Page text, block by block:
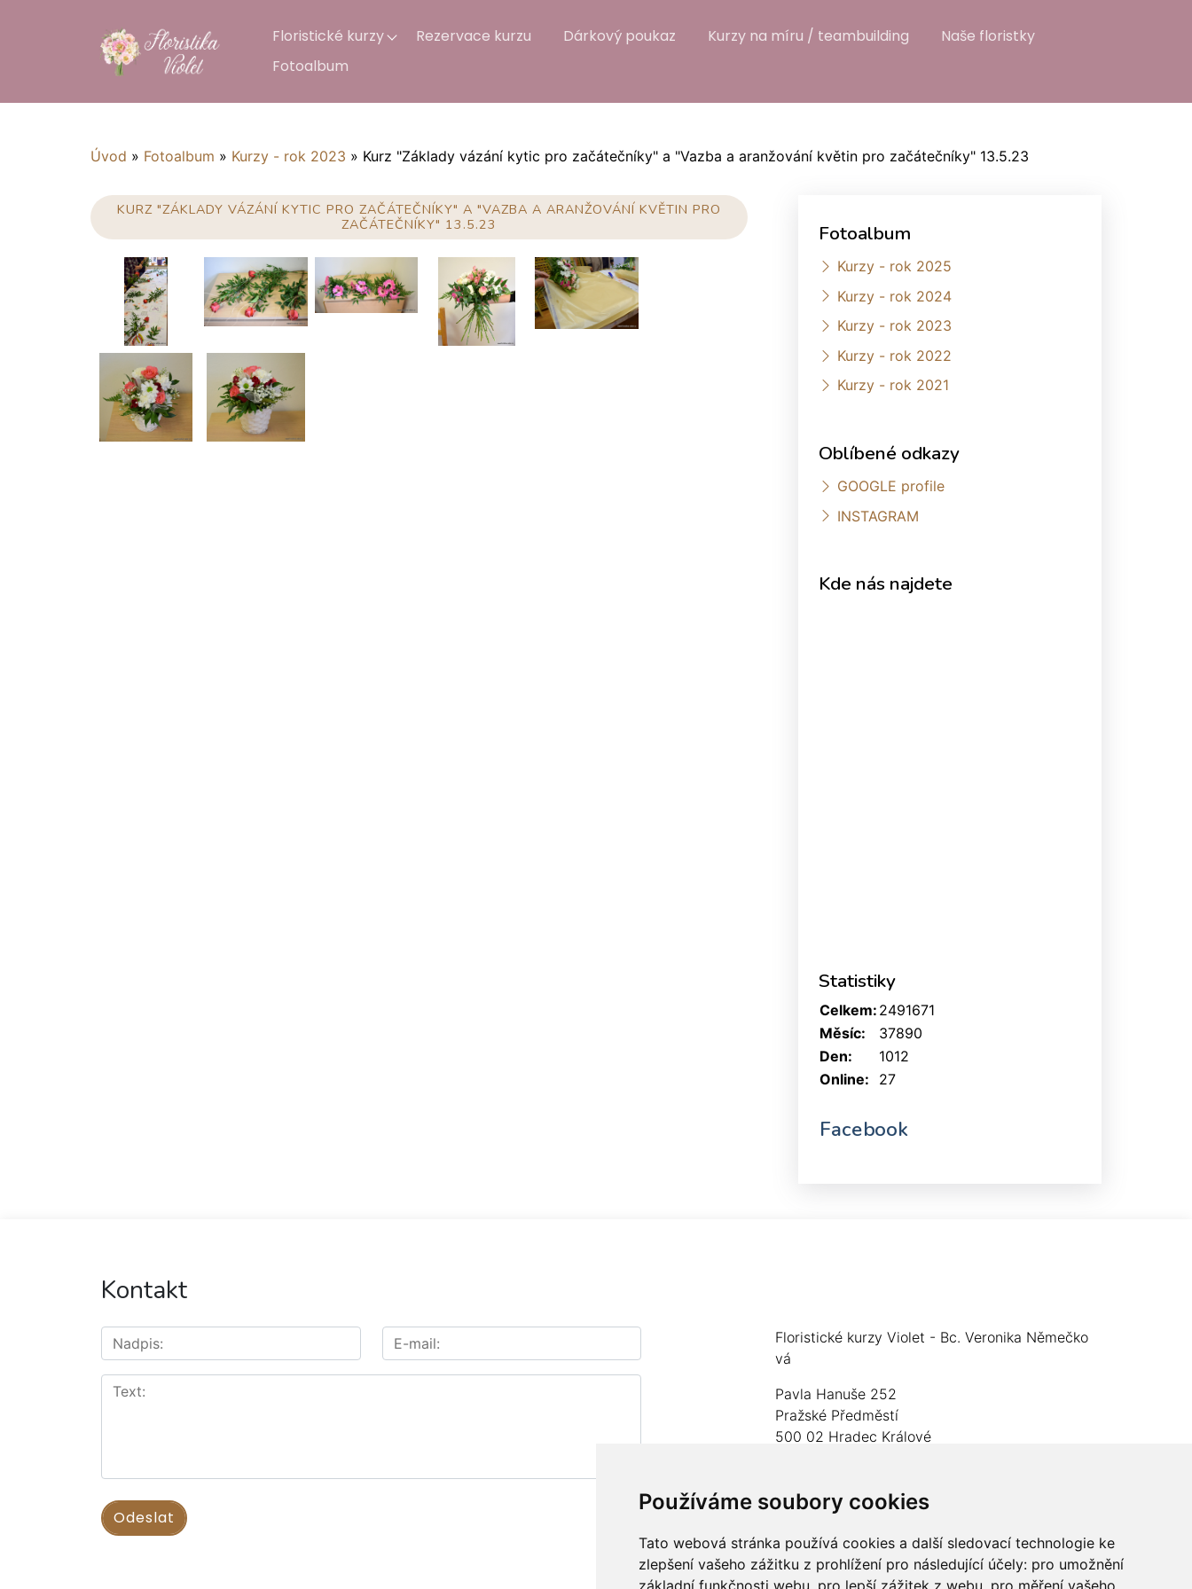
Používáme soubory cookies
Tato webová stránka používá cookies a další sledovací technologie ke
zlepšení vašeho zážitku z prohlížení pro následující účely: pro umožnění
základní funkčnosti webu pro lepší zážitek z webu pro měření vašeho
Floristické kurzy Rezervace kurzu Dárkový poukaz Kurzy na míru / teambuilding
Naše floristky
Fotoalbum
Úvod » Fotoalbum » Kurzy - rok 2023 » Kurz "Základy vázání kytic pro začátečníky" a "Vazba a aranžování květin pro začátečníky" 13.5.23
KURZ "ZÁKLADY VÁZÁNÍ KYTIC PRO ZAČÁTEČNÍKY" A "VAZBA A ARANŽOVÁNÍ KVĚTIN PRO
ZAČÁTEČNÍKY" 13.5.23
Fotoalbum
Kurzy - rok 2025
Kurzy - rok 2024
Kurzy - rok 2023
Kurzy - rok 2022
Kurzy - rok 2021
Oblíbené odkazy
GOOGLE profile
INSTAGRAM
Kde nás najdete
Statistiky
Online: 27
Celkem: 2491671
Měsíc:
37890
Den:
1012
Facebook
Kontakt
Floristické kurzy Violet - Bc. Veronika Němečko
vá
Pavla Hanuše 252
Pražské Předměstí
500 02 Hradec Králové
číslo účtu: 2600989157/2010
Telefon: +420 737 982 070
E-mail:floristika.violet@email.cz